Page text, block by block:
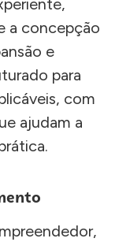
a concepção
e
para
com
ajudam a